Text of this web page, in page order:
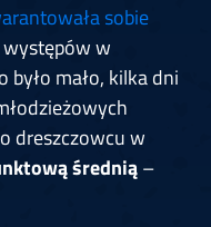
sobie
w
było mało, kilka dni
dreszczowcu w
średnią–